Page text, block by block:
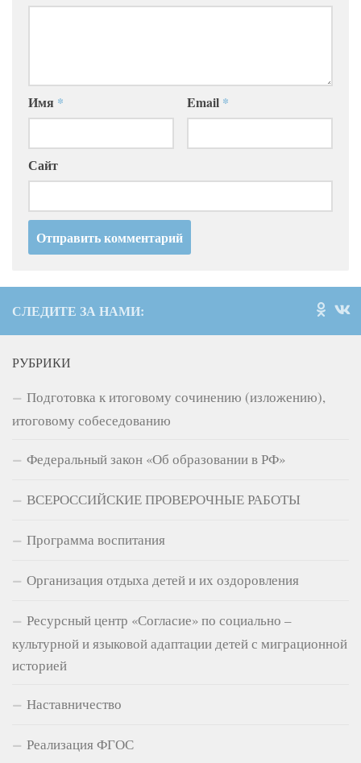
Имя * Email *
Сайт
СЛЕДИТЕ ЗА НАМИ:
РУБРИКИ
Подготовка к итоговому сочинению (изложению),
итоговому собеседованию
Федеральный закон «Об образовании в РФ»
ВСЕРОССИЙСКИЕ ПРОВЕРОЧНЫЕ РАБОТЫ
Программа воспитания
Организация отдыха детей и их оздоровления
Ресурсный центр «Согласие» по социально –
культурной и языковой адаптации детей с миграционной
историей
Наставничество
Реализация ФГОС